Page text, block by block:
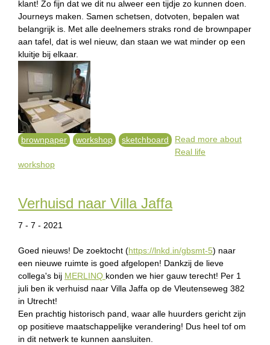
klant! Zo fijn dat we dit nu alweer een tijdje zo kunnen doen.
Journeys maken. Samen schetsen, dotvoten, bepalen wat
belangrijk is. Met alle deelnemers straks rond de brownpaper
aan tafel, dat is wel nieuw, dan staan we wat minder op een
kluitje bij elkaar.
brownpaper workshop sketchboard Read more about
Real life
workshop
Verhuisd naar Villa Jaffa
7 - 7 - 2021
Goed nieuws! De zoektocht (https://lnkd.in/gbsmt-5) naar
een nieuwe ruimte is goed afgelopen! Dankzij de lieve
collega's bij MERLINQ konden we hier gauw terecht! Per 1
juli ben ik verhuisd naar Villa Jaffa op de Vleutenseweg 382
in Utrecht!
Een prachtig historisch pand, waar alle huurders gericht zijn
op positieve maatschappelijke verandering! Dus heel tof om
in dit netwerk te kunnen aansluiten.